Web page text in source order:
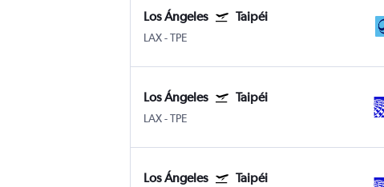
Los Ángeles Taipéi
LAX-TPE
Los Ángeles Taipéi
LAX-TPE
Los Ángeles Taipéi